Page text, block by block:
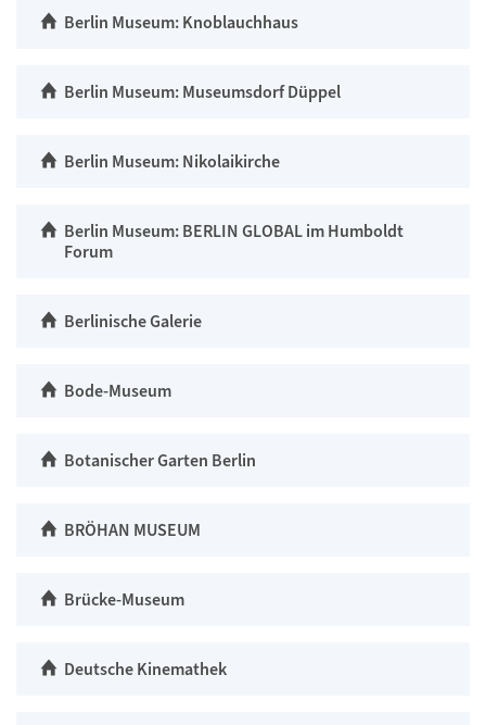
Berlin Museum: Knoblauchhaus
Berlin Museum: Museumsdorf Düppel
Berlin Museum: Nikolaikirche
Berlin Museum: BERLIN GLOBAL im Humboldt
Forum
Berlinische Galerie
Bode-Museum
Botanischer Garten Berlin
BRÖHAN MUSEUM
Brücke-Museum
Deutsche Kinemathek